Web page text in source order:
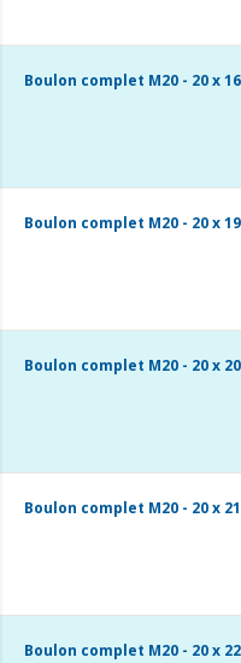
Boulon complet M20 - 20 x
Boulon complet M20 - 20 x
Boulon complet M20 - 20 x
Boulon complet M20 - 20 x
Boulon complet M20 - 20 x